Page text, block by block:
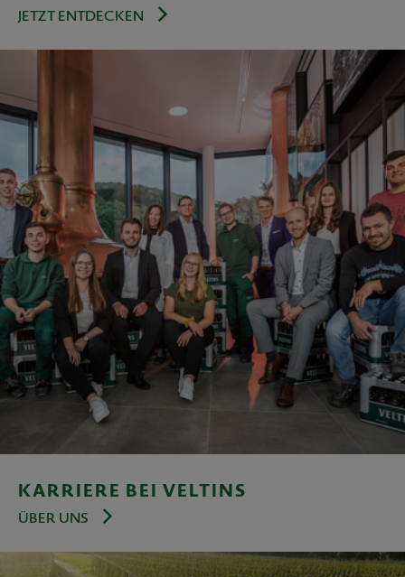
JETZT ENTDECKEN
KARRIERE BEI VELTINS
ÜBER UNS